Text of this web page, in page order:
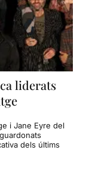
liderats
i Jane Eyre del
dels últims